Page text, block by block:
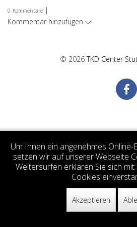
0 Kommentare |
Kommentar hinzufügen
© 2026TKD Center
Um Ihnen ein angenehmes Online-
setzen wir auf unserer Webseite
Weitersurfen erklären Sie sich
Cookies
Akzeptieren